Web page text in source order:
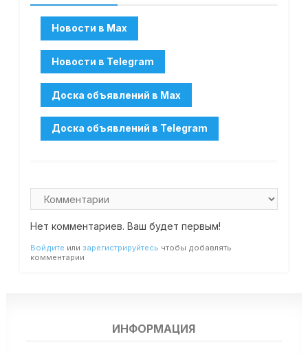
Нет комментариев. Ваш будет первым!
Войдите или зарегистрируйтесь чтобы добавлять
комментарии
ИНФОРМАЦИЯ